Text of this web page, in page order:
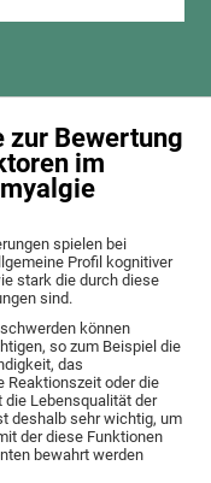
zur Bewertung
im
spielen bei
Profil kognitiver
stark die durch diese
sind.
können
so zum Beispiel die
das
Reaktionszeit oder die
die Lebensqualität der
deshalb sehr wichtig, um
der diese Funktionen
bewahrt werden